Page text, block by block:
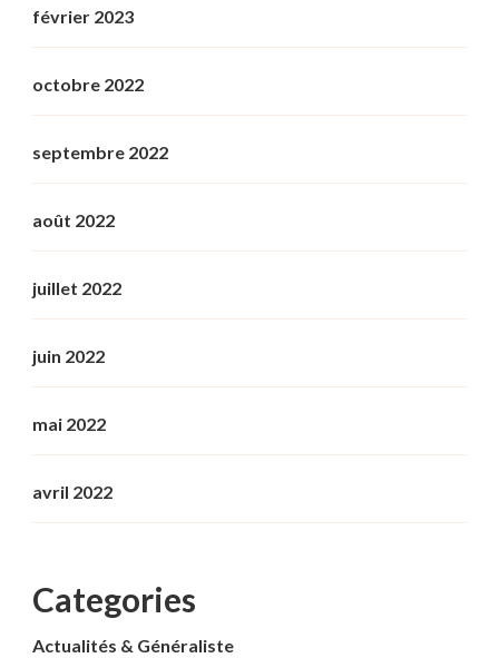
février 2023
octobre 2022
septembre 2022
août 2022
juillet 2022
juin 2022
mai 2022
avril 2022
Categories
Actualités & Généraliste